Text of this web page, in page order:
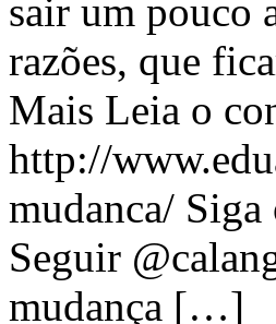
sair um pouco
razões, que
Mais Leia o
http://
mudanca/ Siga
Seguir
mudança […]